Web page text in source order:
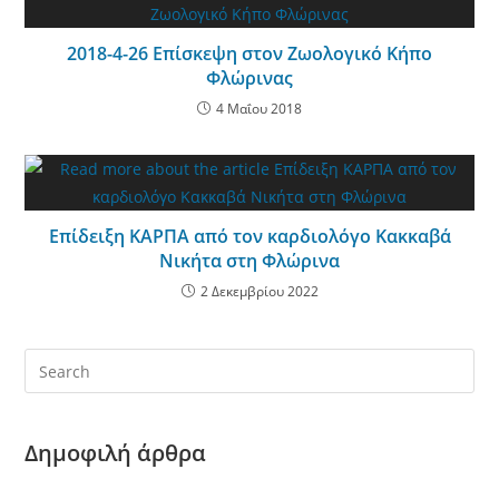
2018-4-26 Επίσκεψη στον Ζωολογικό Κήπο
Φλώρινας
4 Μαΐου 2018
Επίδειξη ΚΑΡΠΑ από τον καρδιολόγο Κακκαβά
Νικήτα στη Φλώρινα
2 Δεκεμβρίου 2022
Δημοφιλή άρθρα